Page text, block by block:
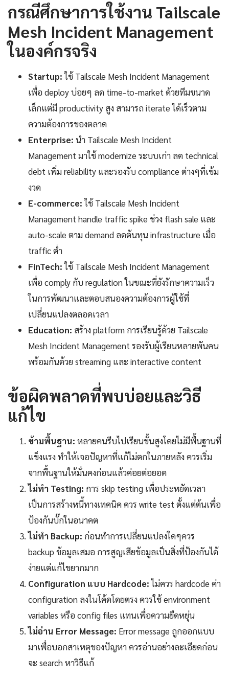
กรณีศึกษาการใช้งาน Tailscale
Mesh Incident Management
ในองค์กรจริง
Startup:ใช้ Tailscale Mesh Incident Management
เพื่อ deploy บ่อยๆ ลด time-to-market ด้วยทีมขนาด
เล็กแต่มี productivity สูง สามารถ iterate ได้เร็วตาม
ความต้องการของตลาด
Enterprise: นำ Tailscale Mesh Incident
Management มาใช้ modernize ระบบเก่า ลด technical
debt เพิ่ม reliability และรองรับ compliance ต่างๆที่เข้ม
งวด
E-commerce:ใช้ Tailscale Mesh Incident
Management handle traffic spike ช่วง flash sale และ
auto-scale ตาม demand ลดต้นทุน infrastructure เมื่อ
traffic ต่ำ
FinTech:ใช้ Tailscale Mesh Incident Management
เพื่อ comply กับ regulation ในขณะที่ยังรักษาความเร็ว
ในการพัฒนาและตอบสนองความต้องการผู้ใช้ที่
เปลี่ยนแปลงตลอดเวลา
Education: สร้าง platform การเรียนรู้ด้วย Tailscale
Mesh Incident Management รองรับผู้เรียนหลายพันคน
พร้อมกันด้วย streaming และ interactive content
ข้อผิดพลาดที่พบบ่อยและวิธี
แก้ไข
ข้ามพื้นฐาน: หลายคนรีบไปเรียนขั้นสูงโดยไม่มีพื้นฐานที่
แข็งแรง ทำให้เจอปัญหาที่แก้ไม่ตกในภายหลัง ควรเริ่ม
จากพื้นฐานให้มั่นคงก่อนแล้วค่อยต่อยอด
ไม่ทำ Testing: การ skip testing เพื่อประหยัดเวลา
เป็นการสร้างหนี้ทางเทคนิค ควร write test ตั้งแต่ต้นเพื่อ
ป้องกันบั๊กในอนาคต
ไม่ทำ Backup: ก่อนทำการเปลี่ยนแปลงใดๆควร
backup ข้อมูลเสมอ การสูญเสียข้อมูลเป็นสิ่งที่ป้องกันได้
ง่ายแต่แก้ไขยากมาก
Configuration แบบ Hardcode:ไม่ควร hardcode ค่า
configuration ลงในโค้ดโดยตรง ควรใช้ environment
variables หรือ config files แทนเพื่อความยืดหยุ่น
ไม่อ่าน Error Message: Error message ถูกออกแบบ
มาเพื่อบอกสาเหตุของปัญหา ควรอ่านอย่างละเอียดก่อน
จะ search หาวิธีแก้